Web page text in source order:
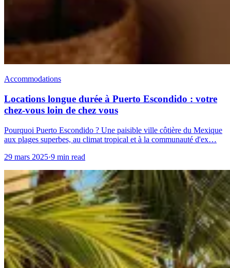
Accommodations
Locations longue durée à Puerto Escondido : votre
chez-vous loin de chez vous
Pourquoi Puerto Escondido ? Une paisible ville côtière du Mexique
aux plages superbes, au climat tropical et à la communauté d'ex…
29 mars 2025·9 min read